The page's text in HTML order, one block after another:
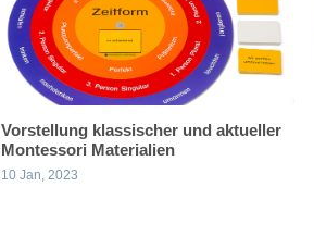
Vorstellung klassischer und aktueller
Montessori Materialien
10 Jan, 2023